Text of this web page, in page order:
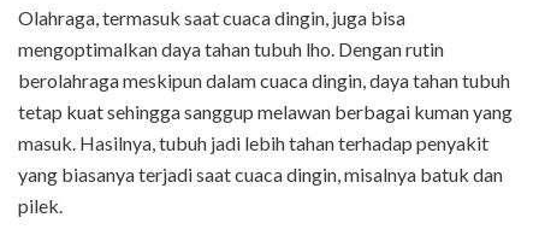
Olahraga, termasuk saat cuaca dingin, juga bisa
mengoptimalkan daya tahan tubuh lho. Dengan rutin
berolahraga meskipun dalam cuaca dingin, daya tahan tubuh
tetap kuat sehingga sanggup melawan berbagai kuman yang
masuk. Hasilnya, tubuh jadi lebih tahan terhadap penyakit
yang biasanya terjadi saat cuaca dingin, misalnya batuk dan
pilek.